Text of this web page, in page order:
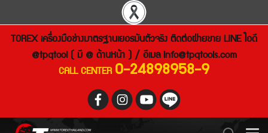
TOREX เครื่องมือช่างมาตรฐานเยอรมันตัวจริง ติดต่อฝ่ายขาย LINE ไอดี
@tpqtool ( มี @ ด้านหน้า ) / อีเมล info@tpqtools.com
CALL CENTER 0-24898958-9